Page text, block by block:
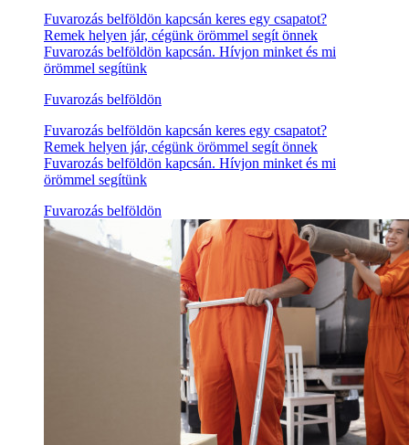
Fuvarozás belföldön kapcsán keres egy csapatot?
Remek helyen jár, cégünk örömmel segít önnek
Fuvarozás belföldön kapcsán. Hívjon minket és mi
örömmel segítünk
Fuvarozás belföldön
Fuvarozás belföldön kapcsán keres egy csapatot?
Remek helyen jár, cégünk örömmel segít önnek
Fuvarozás belföldön kapcsán. Hívjon minket és mi
örömmel segítünk
Fuvarozás belföldön